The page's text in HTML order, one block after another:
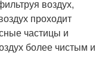
воздух,
проходит
частицы и
более чистым и